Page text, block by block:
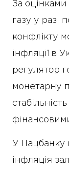
За
газу у разі
конфлікту
інфляції в
регулятор
монетарну
У Нацбанку
інфляція